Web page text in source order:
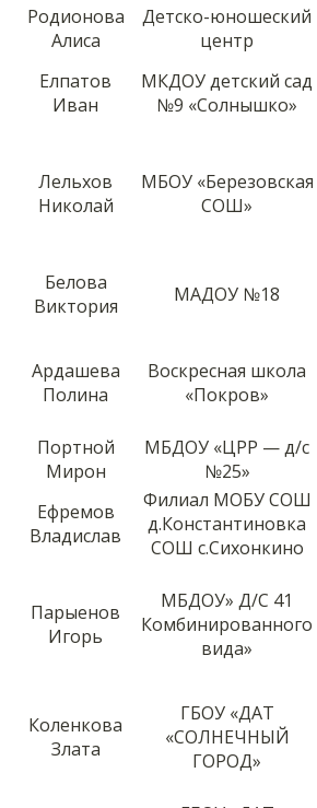
Родионова
Алиса
Детско-юношеский
центр
Елпатов
Иван
МКДОУ детский сад
№9 «Солнышко»
Лельхов
Николай
МБОУ «Березовская
СОШ»
Белова
Виктория
МАДОУ №18
Ардашева
Полина
Воскресная школа
«Покров»
Портной
Мирон
МБДОУ «ЦРР — д/с
№25»
Ефремов
Владислав
Филиал МОБУ СОШ
д.Константиновка
СОШ с.Сихонкино
Парыенов
Игорь
МБДОУ» Д/С 41
Комбинированного
вида»
Коленкова
Злата
ГБОУ «ДАТ
«СОЛНЕЧНЫЙ
ГОРОД»